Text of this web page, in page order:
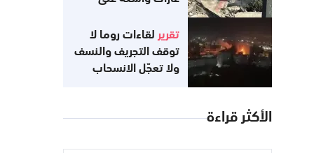
تقرير لقاءات روما لا
توقف التجريف والنسف
ولا تعجّل الانسحاب
الأكثر قراءة